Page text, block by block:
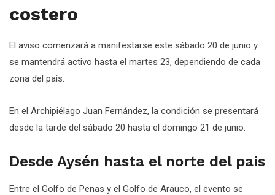
costero
El aviso comenzará a manifestarse este sábado 20 de junio y
se mantendrá activo hasta el martes 23, dependiendo de cada
zona del país.
En el Archipiélago Juan Fernández, la condición se presentará
desde la tarde del sábado 20 hasta el domingo 21 de junio.
Desde Aysén hasta el norte del país
Entre el Golfo de Penas y el Golfo de Arauco, el evento se